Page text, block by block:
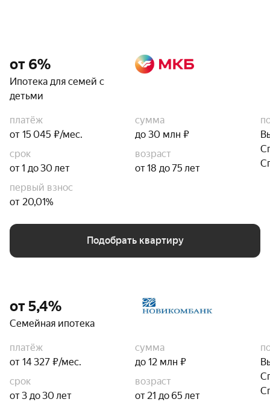
от 6%
Ипотека для семей с
детьми
платёж
от 15 045 ₽/мес.
сумма
до 30 млн ₽
срок
от 1 до 30 лет
возраст
от 18 до 75 лет
первый взнос
от 20,01%
Подобрать квартиру
от 5,4%
Семейная ипотека
платёж
от 14 327 ₽/мес.
сумма
до 12 млн ₽
срок
от 3 до 30 лет
возраст
от 21 до 65 лет